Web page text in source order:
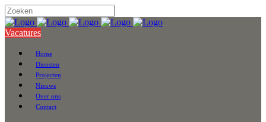
Vacatures
Home
Diensten
Projecten
Nieuws
Over ons
Contact